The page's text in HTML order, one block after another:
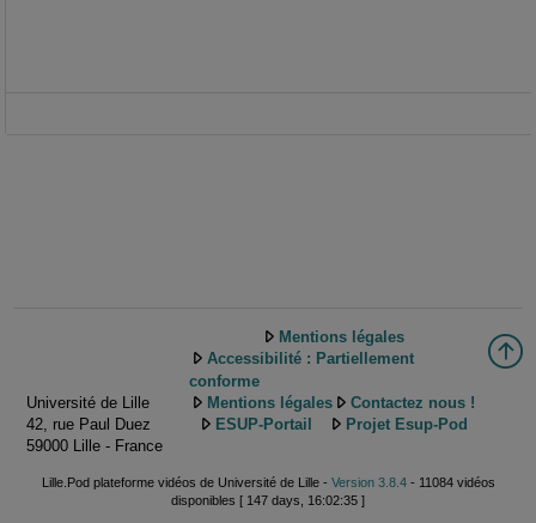
Université de Lille
42, rue Paul Duez
59000 Lille - France
Mentions légales
Accessibilité : Partiellement
conforme
Mentions légales
Contactez nous !
ESUP-Portail
Projet Esup-Pod
Lille.Pod plateforme vidéos de Université de Lille - Version 3.8.4- 11084 vidéos
disponibles [ 147 days, 16:02:35 ]